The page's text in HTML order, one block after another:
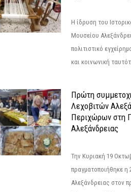
Η ίδρυση του
Μουσείου
πολιτιστικό
και κοινωνική
Πρώτη
Λεχοβιτών
Περιχώρων στη
Αλεξάνδρειας
Την Κυριακή 19
πραγματοποιήθηκε η
Αλεξάνδρειας στον